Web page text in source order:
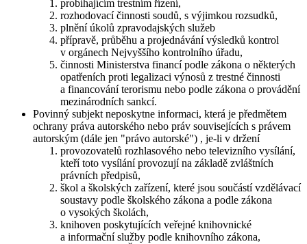
probíhajícím trestním řízení,
rozhodovací činnosti soudů, s výjimkou rozsudků,
plnění úkolů zpravodajských služeb
přípravě, průběhu a projednávání výsledků kontrol
v orgánech Nejvyššího kontrolního úřadu,
činnosti Ministerstva financí podle zákona o některých
opatřeních proti legalizaci výnosů z trestné činnosti
a financování terorismu nebo podle zákona o provádění
mezinárodních sankcí.
Povinný subjekt neposkytne informaci, která je předmětem
ochrany práva autorského nebo práv souvisejících s právem
autorským (dále jen "právo autorské") , je-li v držení
provozovatelů rozhlasového nebo televizního vysílání,
kteří toto vysílání provozují na základě zvláštních
právních předpisů,
škol a školských zařízení, které jsou součástí vzdělávací
soustavy podle školského zákona a podle zákona
o vysokých školách,
knihoven poskytujících veřejné knihovnické
a informační služby podle knihovního zákona,